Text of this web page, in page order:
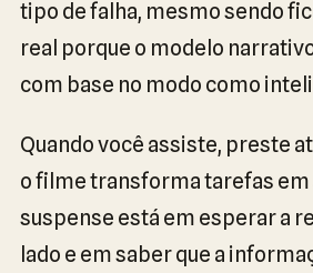
tipo de falha, mesmo sendo
real porque o modelo
com base no modo como
Quando você assiste, preste
o filme transforma tarefas em
suspense está em esperar a
lado e em saber que a